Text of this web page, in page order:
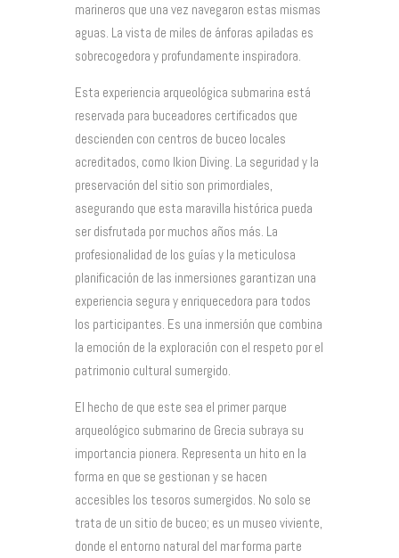
marineros que una vez navegaron estas mismas
aguas. La vista de miles de ánforas apiladas es
sobrecogedora y profundamente inspiradora.
Esta experiencia arqueológica submarina está
reservada para buceadores certificados que
descienden con centros de buceo locales
acreditados, como Ikion Diving. La seguridad y la
preservación del sitio son primordiales,
asegurando que esta maravilla histórica pueda
ser disfrutada por muchos años más. La
profesionalidad de los guías y la meticulosa
planificación de las inmersiones garantizan una
experiencia segura y enriquecedora para todos
los participantes. Es una inmersión que combina
la emoción de la exploración con el respeto por el
patrimonio cultural sumergido.
El hecho de que este sea el primer parque
arqueológico submarino de Grecia subraya su
importancia pionera. Representa un hito en la
forma en que se gestionan y se hacen
accesibles los tesoros sumergidos. No solo se
trata de un sitio de buceo; es un museo viviente,
donde el entorno natural del mar forma parte